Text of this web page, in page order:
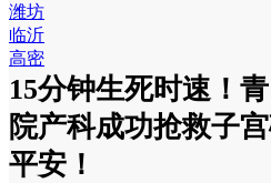
潍坊
临沂
高密
15分钟生死时速！
院产科成功抢救子
平安！